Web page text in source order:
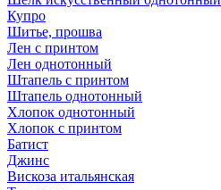
Купро
Шитье, прошва
Лен с принтом
Лен однотонный
Штапель с принтом
Штапель однотонный
Хлопок однотонный
Хлопок с принтом
Батист
Джинс
Вискоза итальянская